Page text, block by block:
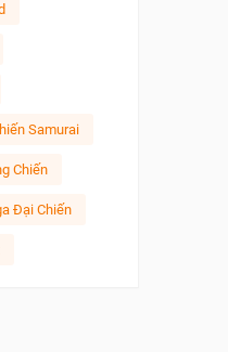
Samurai
Chiến
Đại Chiến